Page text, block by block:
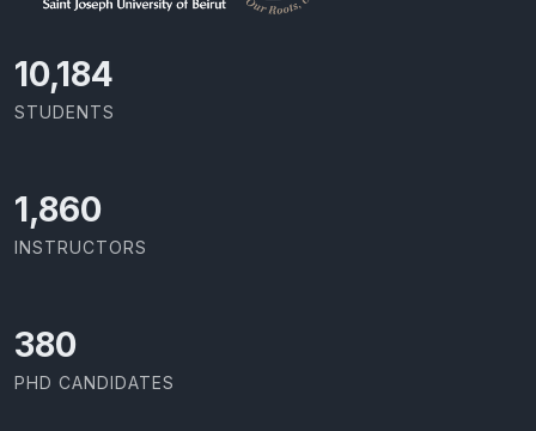
11,418
STUDENTS
2,086
INSTRUCTORS
426
PHD CANDIDATES